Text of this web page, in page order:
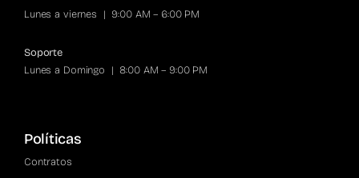
Lunes a viernes | 9:00 AM – 6:00 PM
Soporte
Lunes a Domingo | 8:00 AM – 9:00 PM
Políticas
Contratos